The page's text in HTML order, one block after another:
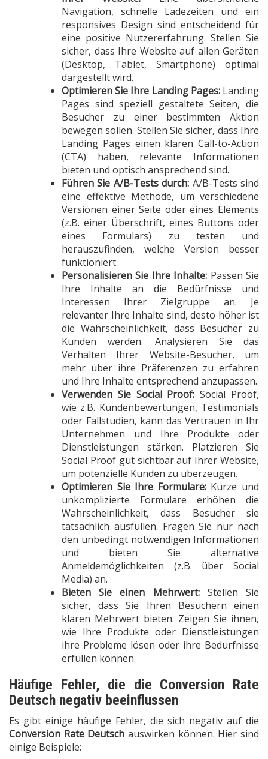
Navigation, schnelle Ladezeiten und ein
responsives Design sind entscheidend für
eine positive Nutzererfahrung. Stellen Sie
sicher, dass Ihre Website auf allen Geräten
(Desktop, Tablet, Smartphone) optimal
dargestellt wird.
Optimieren Sie Ihre Landing Pages:Landing
Pages sind speziell gestaltete Seiten, die
Besucher zu einer bestimmten Aktion
bewegen sollen. Stellen Sie sicher, dass Ihre
Landing Pages einen klaren Call-to-Action
(CTA) haben, relevante Informationen
bieten und optisch ansprechend sind.
Führen Sie A/B-Tests durch: A/B-Tests sind
eine effektive Methode, um verschiedene
Versionen einer Seite oder eines Elements
(z.B. einer Überschrift, eines Buttons oder
eines Formulars) zu testen und
herauszufinden, welche Version besser
funktioniert.
Personalisieren Sie Ihre Inhalte: Passen Sie
Ihre Inhalte an die Bedürfnisse und
Interessen Ihrer Zielgruppe an. Je
relevanter Ihre Inhalte sind, desto höher ist
die Wahrscheinlichkeit, dass Besucher zu
Kunden werden. Analysieren Sie das
Verhalten Ihrer Website-Besucher, um
mehr über ihre Präferenzen zu erfahren
und Ihre Inhalte entsprechend anzupassen.
Verwenden Sie Social Proof: Social Proof,
wie z.B. Kundenbewertungen, Testimonials
oder Fallstudien, kann das Vertrauen in Ihr
Unternehmen und Ihre Produkte oder
Dienstleistungen stärken. Platzieren Sie
Social Proof gut sichtbar auf Ihrer Website,
um potenzielle Kunden zu überzeugen.
Optimieren Sie Ihre Formulare:Kurze und
unkomplizierte Formulare erhöhen die
Wahrscheinlichkeit, dass Besucher sie
tatsächlich ausfüllen. Fragen Sie nur nach
den unbedingt notwendigen Informationen
und bieten Sie alternative
Anmeldemöglichkeiten (z.B. über Social
Media) an.
Bieten Sie einen Mehrwert:Stellen Sie
sicher, dass Sie Ihren Besuchern einen
klaren Mehrwert bieten. Zeigen Sie ihnen,
wie Ihre Produkte oder Dienstleistungen
ihre Probleme lösen oder ihre Bedürfnisse
erfüllen können.
Häufige Fehler, die die Conversion Rate
Deutsch negativ beeinflussen
Es gibt einige häufige Fehler, die sich negativ auf die
Conversion Rate Deutsch auswirken können. Hier sind
einige Beispiele: